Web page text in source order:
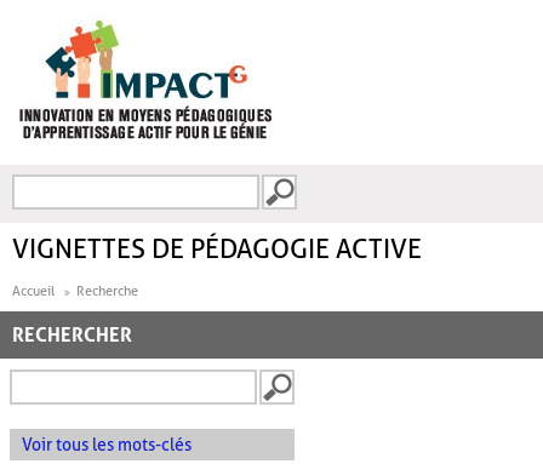
FORMULAIRE DE
VIGNETTES DE PÉDAGOGIE ACTIVE
Accueil Recherche
RECHERCHER
Voir tous les mots-clés